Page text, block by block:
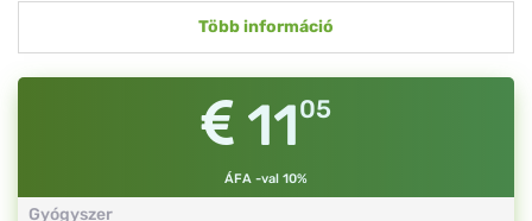
Több információ
1105
ÁFA -val 10%
Gyógyszer